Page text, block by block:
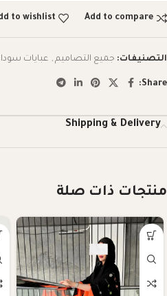
Add to compare
to wishlist
التصنيفات: جميع التصاميم , عبايات
Share:
Shipping & Delivery
منتجات ذات صلة